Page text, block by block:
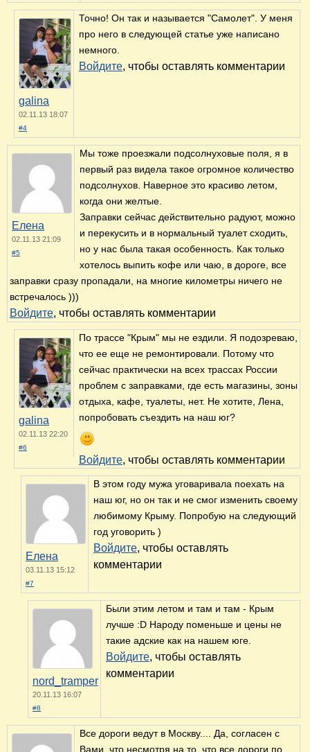
galina
02.11.13 18:07
#4
Точно! Он так и называется "Самолет". У меня
про него в следующей статье уже написано
немного.
Войдите, чтобы оставлять комментарии
Елена
02.11.13 21:09
#5
Мы тоже проезжали подсолнуховые поля, я в
первый раз видела такое огромное количество
подсолнухов. Наверное это красиво летом,
когда они желтые.
Заправки сейчас действительно радуют, можно
и перекусить и в нормальный туалет сходить,
но у нас была такая особенность. Как только
хотелось выпить кофе или чаю, в дороге, все
заправки сразу пропадали, на многие километры ничего не
встречалось )))
Войдите, чтобы оставлять комментарии
galina
02.11.13 22:20
#6
По трассе "Крым" мы не ездили. Я подозреваю,
что ее еще не ремонтировали. Потому что
сейчас практически на всех трассах России
проблем с заправками, где есть магазины, зоны
отдыха, кафе, туалеты, нет. Не хотите, Лена,
попробовать съездить на наш юг?
Войдите, чтобы оставлять комментарии
Елена
03.11.13 15:12
#7
В этом году мужа уговаривала поехать на
наш юг, но он так и не смог изменить своему
любимому Крыму. Попробую на следующий
год уговорить )
Войдите, чтобы оставлять
комментарии
nord_tramper
20.11.13 16:07
#8
Были этим летом и там и там - Крым
лучше :D Народу поменьше и цены не
такие адские как на нашем юге.
Войдите, чтобы оставлять
комментарии
Все дороги ведут в Москву.... Да, согласен с
Вами, что несмотря на то, что все дороги по